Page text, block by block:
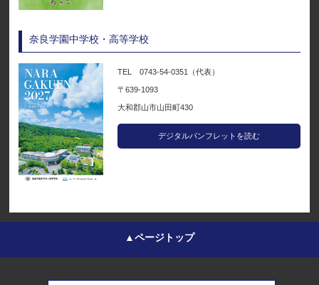
奈良学園中学校・高等学校
TEL 0743-54-0351（代表）
〒639-1093
大和郡山市山田町430
デジタルパンフレットを読む
▲ページトップ